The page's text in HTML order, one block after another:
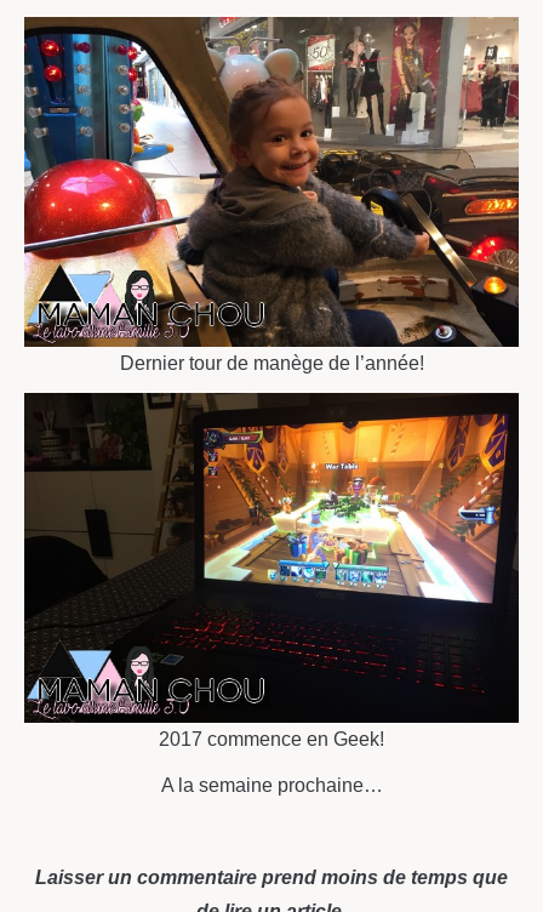
Dernier tour de manège de l’année!
2017 commence en Geek!
A la semaine prochaine…
Laisser un commentaire prend moins de temps que